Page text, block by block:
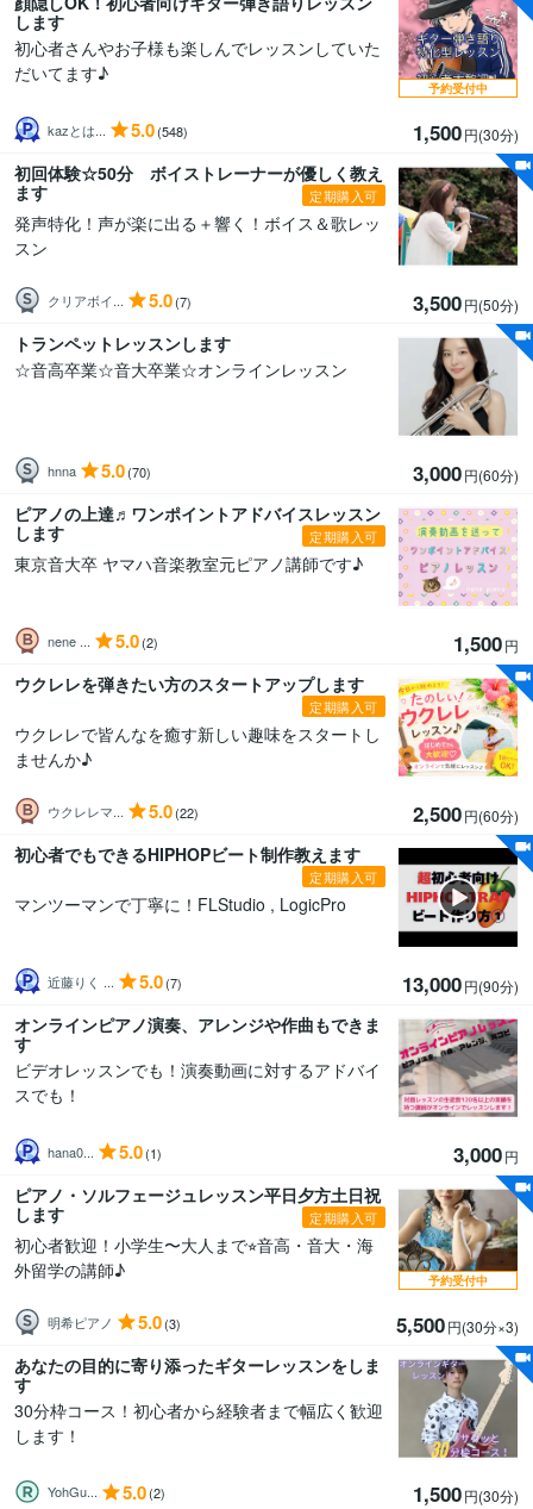
します
初心者さんやお子様も楽しんでレッスンしていた
だいてます♪
kazとは... 5.0(548) 1,500円(30分)
予約受付中
初回体験☆50分 ボイストレーナーが優しく教え
ます
定期購入可
発声特化！声が楽に出る＋響く！ボイス＆歌レッ
スン
クリアボイ... 5.0(7) 3,500円(50分)
トランペットレッスンします
☆音高卒業☆音大卒業☆オンラインレッスン
hnna 5.0(70) 3,000円(60分)
ピアノの上達♬ワンポイントアドバイスレッスン
します
定期購入可
東京音大卒 ヤマハ音楽教室元ピアノ講師です♪
nene ... 5.0(2) 1,500円
ウクレレを弾きたい方のスタートアップします
定期購入可
ウクレレで皆んなを癒す新しい趣味をスタートし
ませんか♪
ウクレレマ... 5.0(22) 2,500円(60分)
初心者でもできるHIPHOPビート制作教えます
定期購入可
マンツーマンで丁寧に！FLStudio , LogicPro
近藤りく ... 5.0(7) 13,000円(90分)
オンラインピアノ演奏、アレンジや作曲もできま
す
ビデオレッスンでも！演奏動画に対するアドバイ
スでも！
hana0... 5.0(1) 3,000円
ピアノ・ソルフェージュレッスン平日夕方土日祝
します
定期購入可
初心者歓迎！小学生〜大人まで⭐︎音高・音大・海
外留学の講師♪
明希ピアノ 5.0(3) 5,500円(30分×3)
予約受付中
あなたの目的に寄り添ったギターレッスンをしま
す
30分枠コース！初心者から経験者まで幅広く歓迎
します！
YohGu... 5.0(2) 1,500円(30分)